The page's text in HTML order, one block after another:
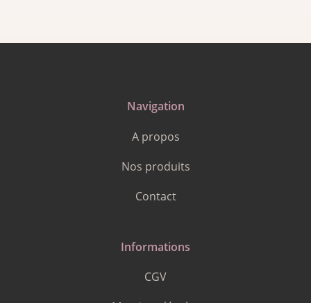
Navigation
A propos
Nos produits
Contact
Informations
CGV